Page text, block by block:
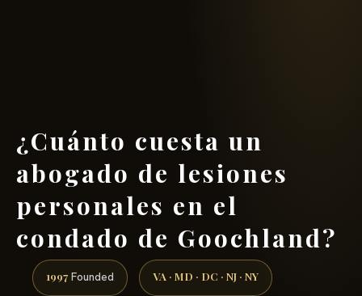
¿Cuánto cuesta un
abogado de lesiones
personales en el
condado de Goochland?
1997 Founded VA · MD · DC · NJ · NY